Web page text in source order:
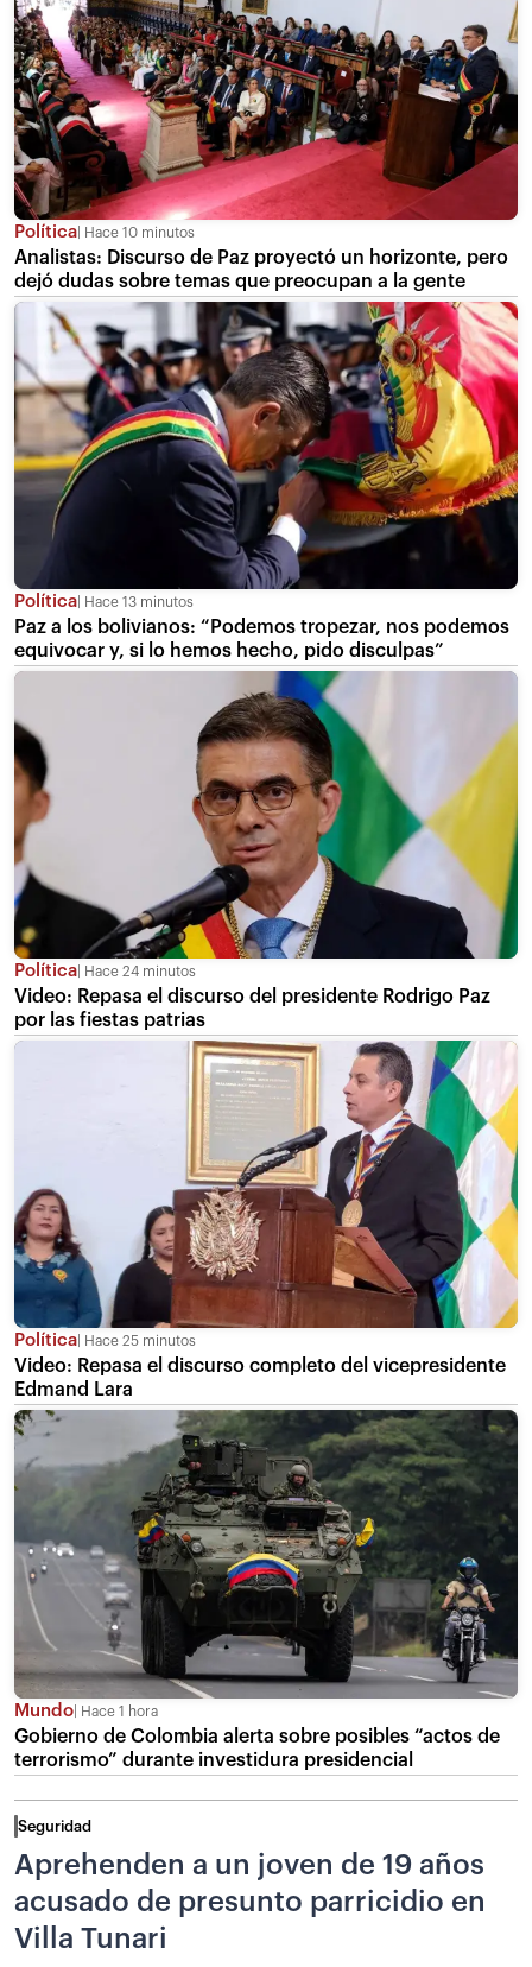
Política Hace 10 minutos
Analistas: Discurso de Paz proyectó un horizonte, pero
dejó dudas sobre temas que preocupan a la gente
Política Hace 13 minutos
Paz a los bolivianos: “Podemos tropezar, nos podemos
equivocar y, si lo hemos hecho, pido disculpas”
Política Hace 24 minutos
Video: Repasa el discurso del presidente Rodrigo Paz
por las fiestas patrias
Política Hace 25 minutos
Video: Repasa el discurso completo del vicepresidente
Edmand Lara
Mundo Hace 1 hora
Gobierno de Colombia alerta sobre posibles “actos de
terrorismo” durante investidura presidencial
Seguridad
Aprehenden a un joven de 19 años
acusado de presunto parricidio en
Villa Tunari